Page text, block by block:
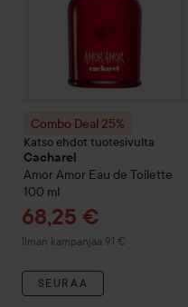
Combo Deal 25%
Katso ehdot tuotesivulta
Cacharel
Amor Amor Eau de Toilette
100 ml
Tarjoushinta
68,25 €
Ilman kampanjaa 91 €
SEURAA